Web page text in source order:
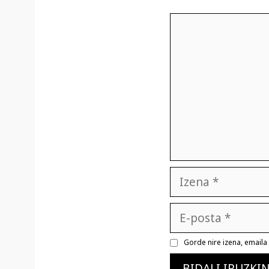
Izena
posta
Gorde nire izena,